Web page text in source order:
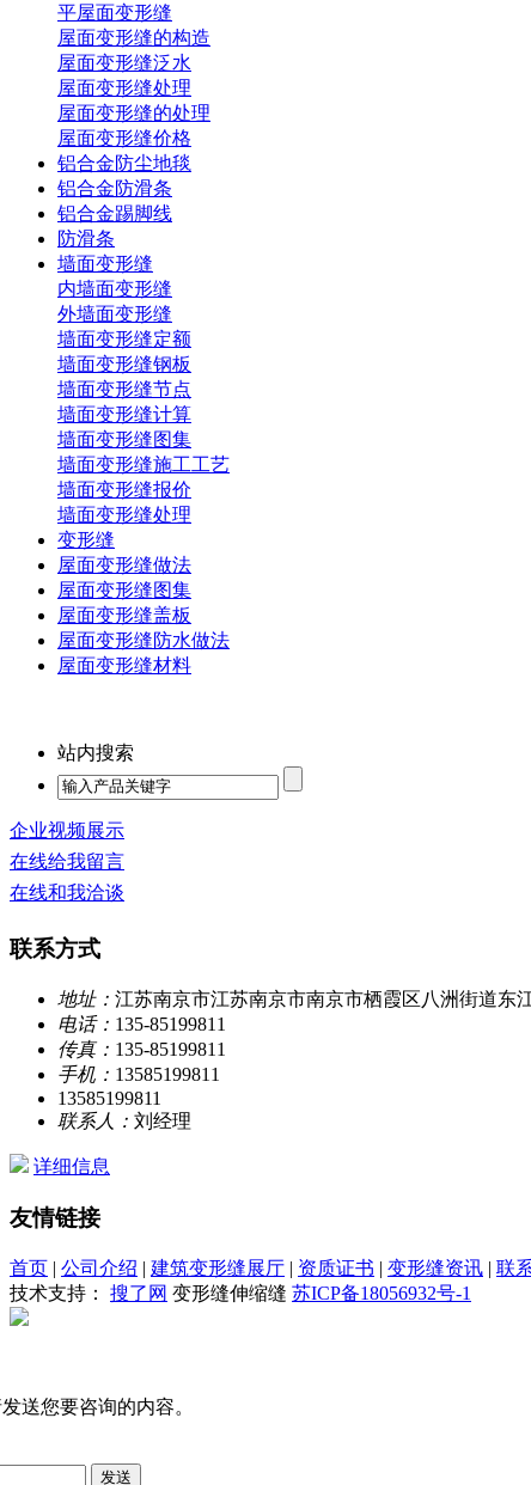
平屋面变形缝
屋面变形缝的构造
屋面变形缝泛水
屋面变形缝处理
屋面变形缝的处理
屋面变形缝价格
铝合金防尘地毯
铝合金防滑条
铝合金踢脚线
防滑条
墙面变形缝
内墙面变形缝
外墙面变形缝
墙面变形缝定额
墙面变形缝钢板
墙面变形缝节点
墙面变形缝计算
墙面变形缝图集
墙面变形缝施工工艺
墙面变形缝报价
墙面变形缝处理
变形缝
屋面变形缝做法
屋面变形缝图集
屋面变形缝盖板
屋面变形缝防水做法
屋面变形缝材料
站内搜索
企业视频展示
在线给我留言
在线和我洽谈
联系方式
地址： 江苏南京市江苏南京市南京市栖霞区八洲街道东
电话： 135-85199811
传真： 135-85199811
手机： 13585199811
13585199811
联系人： 刘经理
详细信息
友情链接
首页 | 公司介绍 | 建筑变形缝展厅 | 资质证书 | 变形缝资讯 | 联
技术支持： 搜了网 变形缝伸缩缝 苏ICP备18056932号-1
送您要咨询的内容。